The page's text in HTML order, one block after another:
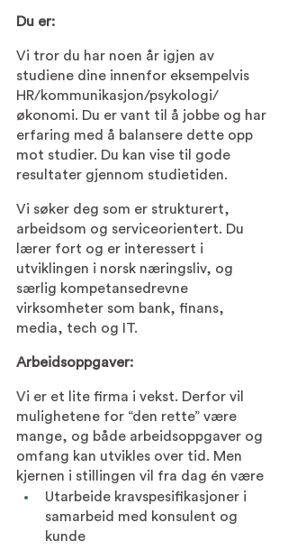
Du er:
Vi tror du har noen år igjen av
studiene dine innenfor eksempelvis
HR/kommunikasjon/psykologi/
økonomi. Du er vant til å jobbe og har
erfaring med å balansere dette opp
mot studier. Du kan vise til gode
resultater gjennom studietiden.
Vi søker deg som er strukturert,
arbeidsom og serviceorientert. Du
lærer fort og er interessert i
utviklingen i norsk næringsliv, og
særlig kompetansedrevne
virksomheter som bank, finans,
media, tech og IT.
Arbeidsoppgaver:
Vi er et lite firma i vekst. Derfor vil
mulighetene for “den rette” være
mange, og både arbeidsoppgaver og
omfang kan utvikles over tid. Men
kjernen i stillingen vil fra dag én være
Utarbeide kravspesifikasjoner i
samarbeid med konsulent og
kunde